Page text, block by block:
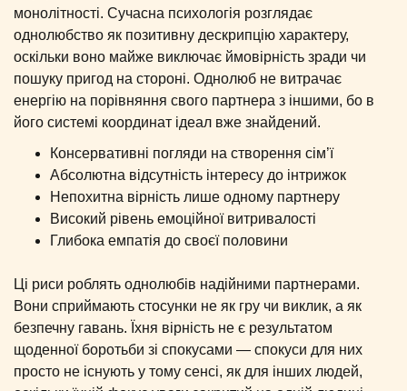
монолітності. Сучасна психологія розглядає
однолюбство як позитивну дескрипцію характеру,
оскільки воно майже виключає ймовірність зради чи
пошуку пригод на стороні. Однолюб не витрачає
енергію на порівняння свого партнера з іншими, бо в
його системі координат ідеал вже знайдений.
Консервативні погляди на створення сім’ї
Абсолютна відсутність інтересу до інтрижок
Непохитна вірність лише одному партнеру
Високий рівень емоційної витривалості
Глибока емпатія до своєї половини
Ці риси роблять однолюбів надійними партнерами.
Вони сприймають стосунки не як гру чи виклик, а як
безпечну гавань. Їхня вірність не є результатом
щоденної боротьби зі спокусами — спокуси для них
просто не існують у тому сенсі, як для інших людей,